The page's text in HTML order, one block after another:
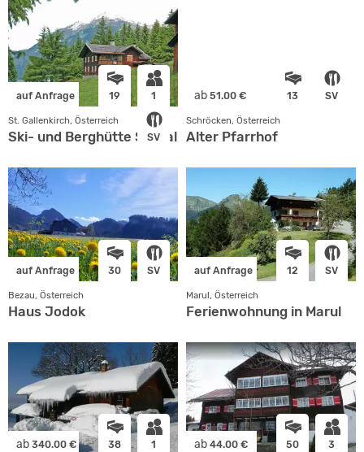
auf Anfrage 19 1
SV
St. Gallenkirch, Österreich
Ski- und Berghütte St. Gallenkirch
ab 51.00 € 13 SV
Schröcken, Österreich
Alter Pfarrhof
auf Anfrage 30 SV
Bezau, Österreich
Haus Jodok
auf Anfrage 12 SV
Marul, Österreich
Ferienwohnung in Marul
ab 340.00 € 38 1 ab 44.00 € 50 3